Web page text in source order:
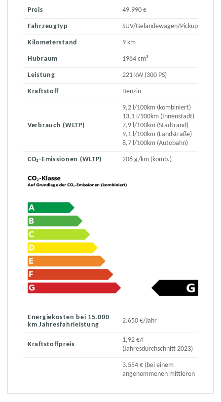
Preis 49.990 €
Fahrzeugtyp SUV/Geländewagen/Pickup
Kilometerstand 9 km
Hubraum 1984 cm³
Leistung 221 kW (300 PS)
Kraftstoff Benzin
Verbrauch (WLTP)
9,2 l/100km (kombiniert)
13,1 l/100km (Innenstadt)
7,9 l/100km (Stadtrand)
9,1 l/100km (Landstraße)
8,7 l/100km (Autobahn)
CO₂-Emissionen (WLTP) 206 g/km (komb.)
Energiekosten bei 15.000
km Jahresfahrleistung
2.650 €/Jahr
Kraftstoffpreis
1,92 €/l
(Jahresdurchschnitt 2023)
3.554 € (bei einem
angenommenen mittleren
Preis von 115 €/t)